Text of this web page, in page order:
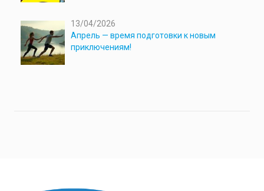
13/04/2026
Апрель — время подготовки к новым
приключениям!